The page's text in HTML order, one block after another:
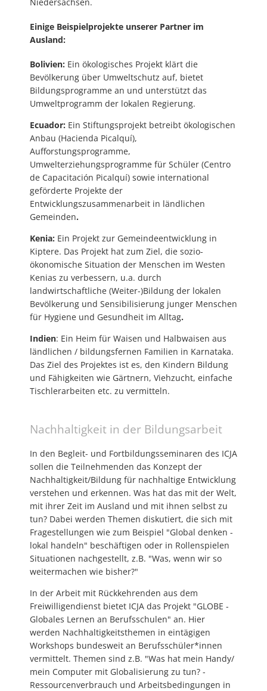
Einige Beispielprojekte unserer Partner im
Ausland:
Bolivien: Ein ökologisches Projekt klärt die
Bevölkerung über Umweltschutz auf, bietet
Bildungsprogramme an und unterstützt das
Umweltprogramm der lokalen Regierung.
Ecuador: Ein Stiftungsprojekt betreibt ökologischen
Anbau (Hacienda Picalquí),
Aufforstungsprogramme,
Umwelterziehungsprogramme für Schüler (Centro
de Capacitación Picalquí) sowie international
geförderte Projekte der
Entwicklungszusammenarbeit in ländlichen
Gemeinden.
Kenia: Ein Projekt zur Gemeindeentwicklung in
Kiptere. Das Projekt hat zum Ziel, die sozio-
ökonomische Situation der Menschen im Westen
Kenias zu verbessern, u.a. durch
landwirtschaftliche (Weiter-)Bildung der lokalen
Bevölkerung und Sensibilisierung junger Menschen
für Hygiene und Gesundheit im Alltag.
Indien: Ein Heim für Waisen und Halbwaisen aus
ländlichen / bildungsfernen Familien in Karnataka.
Das Ziel des Projektes ist es, den Kindern Bildung
und Fähigkeiten wie Gärtnern, Viehzucht, einfache
Tischlerarbeiten etc. zu vermitteln.
Nachhaltigkeit in der Bildungsarbeit
In den Begleit- und Fortbildungsseminaren des ICJA
sollen die Teilnehmenden das Konzept der
Nachhaltigkeit/Bildung für nachhaltige Entwicklung
verstehen und erkennen. Was hat das mit der Welt,
mit ihrer Zeit im Ausland und mit ihnen selbst zu
tun? Dabei werden Themen diskutiert, die sich mit
Fragestellungen wie zum Beispiel "Global denken -
lokal handeln" beschäftigen oder in Rollenspielen
Situationen nachgestellt, z.B. "Was, wenn wir so
weitermachen wie bisher?"
In der Arbeit mit Rückkehrenden aus dem
Freiwilligendienst bietet ICJA das Projekt "GLOBE -
Globales Lernen an Berufsschulen" an. Hier
werden Nachhaltigkeitsthemen in eintägigen
Workshops bundesweit an Berufsschüler*innen
vermittelt. Themen sind z.B. "Was hat mein Handy/
mein Computer mit Globalisierung zu tun? -
Ressourcenverbrauch und Arbeitsbedingungen in